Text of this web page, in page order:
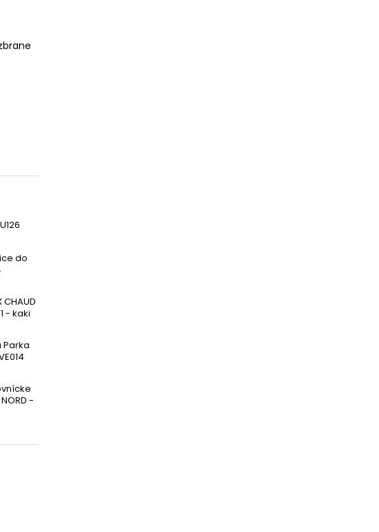
do
- kaki
-